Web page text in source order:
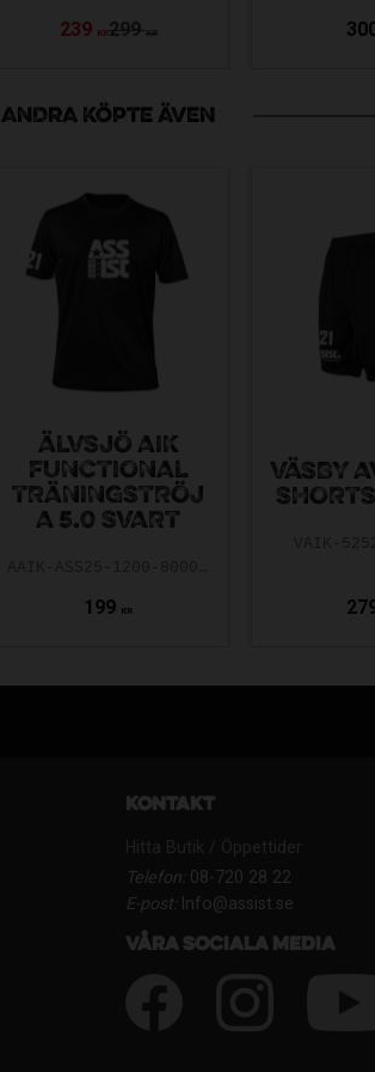
239 KR299 KR
ANDRA KÖPTE ÄVEN
ÄLVSJÖ AIK
FUNCTIONAL
TRÄNINGSTRÖJ
A 5.0 SVART
199 KR
VÄSBY
Kontakt
Hitta Butik / Öppettider
Telefon:08-720 28 22
E-post:Info@assist.se
Våra sociala media